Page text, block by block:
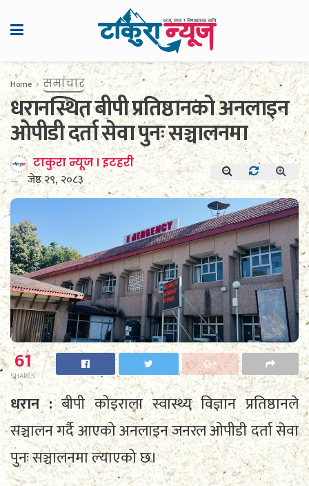
Home समाचार
धरानस्थित बीपी प्रतिष्ठानको अनलाइन
ओपीडी दर्ता सेवा पुनः सञ्चालनमा
टाकुरा न्यूज । इटहरी
जेष्ठ २९, २०८३
61
SHARES
धरान :बीपी कोइराला स्वास्थ्य विज्ञान प्रतिष्ठानले
सञ्चालन गर्दै आएको अनलाइन जनरल ओपीडी दर्ता सेवा
पुनः सञ्चालनमा ल्याएको छ।